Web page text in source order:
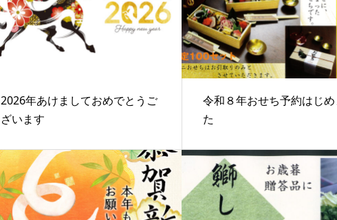
2026年あけましておめでとうご
ざいます
令和８年おせち予約はじめ
た